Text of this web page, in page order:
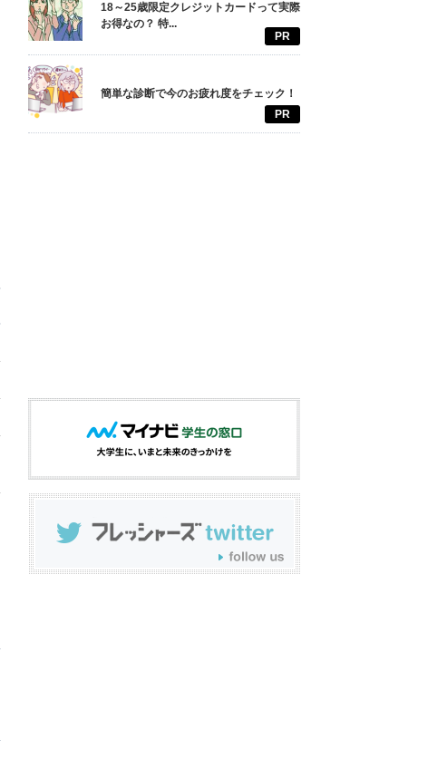
18～25歳限定クレジットカードって実際
お得なの？ 特...
PR
簡単な診断で今のお疲れ度をチェック！
PR